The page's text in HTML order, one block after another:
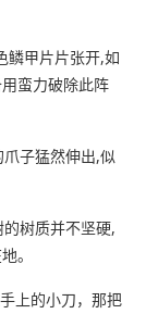
鳞甲片片张开,如
蛮力破除此阵
子猛然伸出,似
树质并不坚硬,
。
上的小刀，那把